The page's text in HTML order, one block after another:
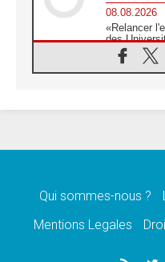
08.08.2026
«Relancer
des
08.08.2026
Signis
07.08.2026
07.08.2026
de
Qui sommes-nous ?
Mentions Legales